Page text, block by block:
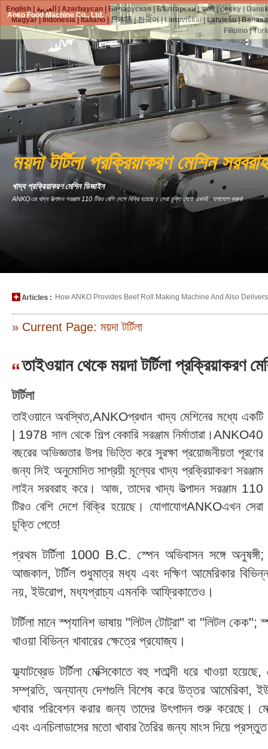
Anko Food Machine Co., Ltd.
ময়দা টর্টিলা প্রক্রিয়াকরণ মেশিন সরবরাহ
খাদ্য প্রক্রিয়াকরণ মেশিন ডিজাইন
ANKOএর খাদ্য উত্পাদন সরঞ্জাম 110 টিরও বেশি দেশে বিক্রি হয়েছে। সেরা চুক্তি পেতে এখনই যোগাযোগ করুন!
How ANKO Provides Beef Roll Making Machine And Also
» Current Page: ময়দা টর্টিলা
তাইওয়ান থেকে ময়দা টর্টিলা প্রক্রিয়াকরণ
টর্টিলা
তাইওয়ানে অবস্থিত,ANKOপ্রধান খাদ্য মেশিনের মধ্যে একটি
| 1978 সাল থেকে শিল্প বেকারি সরঞ্জাম নির্মাতারা।ANKO40
বছরের অভিজ্ঞতার উপর ভিত্তি করে সুরক্ষা প্রয়োজনীয়তা পূরণের
জন্য সিই অনুমোদিত সাশ্রয়ী মূল্যের খাদ্য প্রক্রিয়াকরণ সরঞ্জাম
লাইন সরবরাহ করে। আজ, তাদের খাদ্য উত্পাদন সরঞ্জাম 110
টিরও বেশি দেশে বিক্রি হয়েছে। যোগাযোগANKOএখন সেরা
চুক্তি পেতে!
প্রথম টর্টিলা 1000 B.C. স্পেন অভিবাসন সঙ্গে অনুষঙ্গী;
আজকাল, টর্টিল শুধুমাত্র মধ্য এবং দক্ষিণ আমেরিকার
নয়, ইউরোপ, মধ্যপ্রাচ্য এমনকি আফ্রিকাতেও।
টর্টিলা মানে স্প্যানিশ ভাষায় "লিটল টোট্রা" বা "লিটল কেক";
খাওয়া বিভিন্ন খাবারের ক্ষেত্রে প্রযোজ্য।
ফ্ল্যাটব্রেড টর্টিলা মেক্সিকোতে বহু শতাব্দী ধরে খাওয়া
সম্প্রতি, অন্যান্য দেশগুলি বিশেষ করে উত্তর আমেরিকা,
খাবার পরিবেশন করার জন্য তাদের উৎপাদন শুরু করেছে।
এবং এনচিলাডাসের মতো খাবার তৈরির জন্য মাংস দিয়ে
English العربية |Azərbaycan Беларуская Български|বাঙ্গালী|česky
Magyar|Indonesia| Italiano| 日本語|한국어|Lietuviškai| Latviešu|
Filipino|